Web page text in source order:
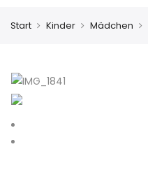
Start Kinder Mädchen